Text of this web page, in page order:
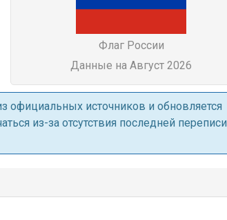
Флаг России
Данные на Август 2026
официальных источников и обновляется
из-за отсутствия последней переписи